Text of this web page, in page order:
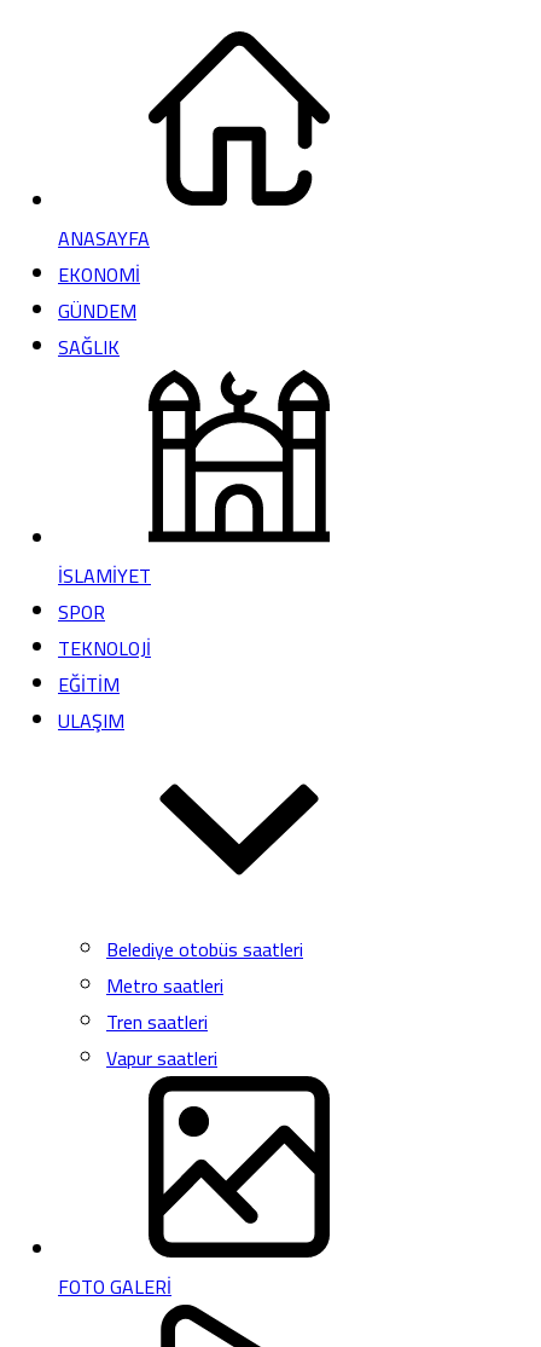
ANASAYFA
EKONOMİ
GÜNDEM
SAĞLIK
İSLAMİYET
SPOR
TEKNOLOJİ
EĞİTİM
ULAŞIM
Belediye otobüs saatleri
Metro saatleri
Tren saatleri
Vapur saatleri
FOTO GALERİ